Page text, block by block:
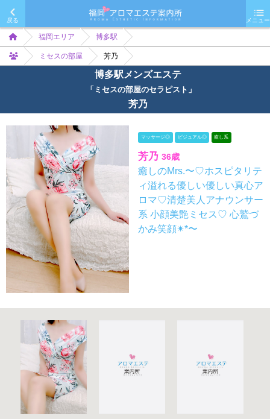
戻る メニュー
福岡エリア 博多駅
ミセスの部屋 芳乃
博多駅メンズエステ
「ミセスの部屋のセラピスト」
芳乃
マッサージ◎ ビジュアル◎ 癒し系
芳乃 36歳
癒しのMrs.〜♡ホスピタリテ
ィ溢れる優しい優しい真心ア
ロマ♡清楚美人アナウンサー
系 小顔美艶ミセス♡ 心鷲づ
かみ笑顔✴︎*〜